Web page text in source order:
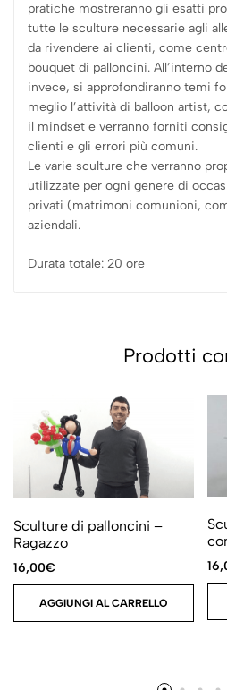
pratiche mostreranno gli esatti
tutte le sculture necessarie agli
da rivendere ai clienti, come
bouquet di palloncini. All’interno
invece, si approfondiranno temi
meglio l’attività di balloon artist,
il mindset e verranno forniti
clienti e gli errori più comuni.
Le varie sculture che verranno
utilizzate per ogni genere di
privati (matrimoni comunioni,
aziendali.
Durata totale: 20 ore
Prodotti
Sculture di palloncini –
Ragazzo
16,00€
AGGIUNGI AL CARRELLO